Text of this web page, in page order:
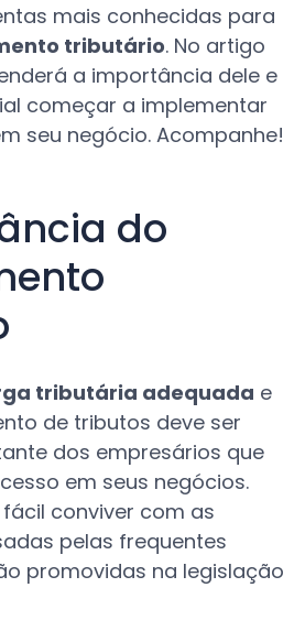
mais conhecidas para
tributário. No artigo
a importância dele e
começar a implementar
seu negócio. Acompanhe!
do
tributária adequada e
de tributos deve ser
dos empresários que
em seus negócios.
conviver com as
pelas frequentes
promovidas na legislação